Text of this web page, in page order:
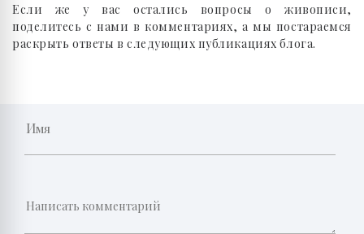
Если же у вас остались вопросы о живописи,
поделитесь с нами в комментариях, а мы постараемся
раскрыть ответы в следующих публикациях блога.